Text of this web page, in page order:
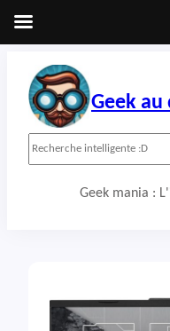
contenu
Geek
Geek mania :